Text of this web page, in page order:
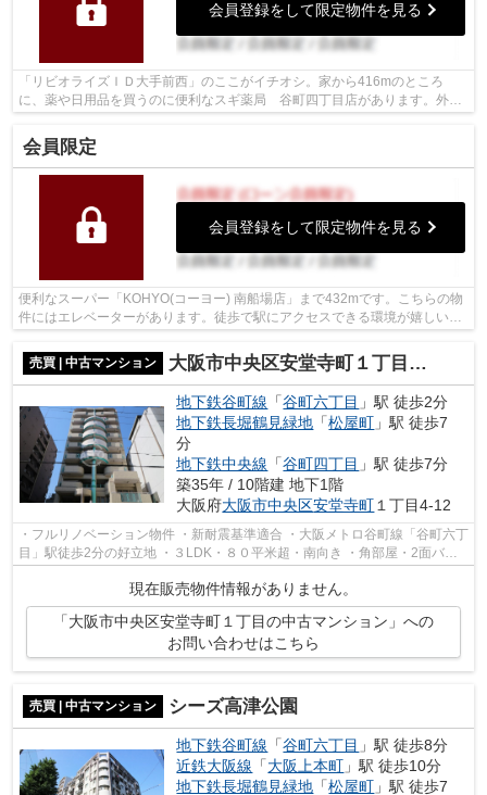
会員登録をして限定物件を見る
「リビオライズＩＤ大手前西」のここがイチオシ。家から416mのところ
に、薬や日用品を買うのに便利なスギ薬局 谷町四丁目店があります。外観
タイル張りなら、汚れが付きにくい上に見...
会員限定
会員登録をして限定物件を見る
便利なスーパー「KOHYO(コーヨー) 南船場店」まで432mです。こちらの物
件にはエレベーターがあります。徒歩で駅にアクセスできる環境が嬉しい、
駅徒歩5分圏内の物件です。地上12階建て...
売買 | 中古マンション
大阪市中央区安堂寺町１丁目の中古マンション
地下鉄谷町線 「谷町六丁目 」駅 徒歩2分
地下鉄長堀鶴見緑地 「松屋町 」駅 徒歩7
分
地下鉄中央線 「谷町四丁目 」駅 徒歩7分
築35年 / 10階建 地下1階
大阪府大阪市中央区安堂寺町１丁目4-12
・フルリノベーション物件 ・新耐震基準適合 ・大阪メトロ谷町線「谷町六丁
目」駅徒歩2分の好立地 ・３LDK・８０平米超・南向き ・角部屋・2面バル
現在販売物件情報がありません。
「大阪市中央区安堂寺町１丁目の中古マンション」への
お問い合わせはこちら
売買 | 中古マンション シーズ高津公園
地下鉄谷町線 「谷町六丁目 」駅 徒歩8分
近鉄大阪線 「大阪上本町 」駅 徒歩10分
地下鉄長堀鶴見緑地 「松屋町 」駅 徒歩7